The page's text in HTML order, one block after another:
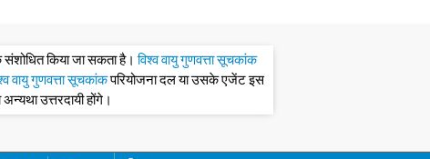
किया जा सकता है।विश्व वायु गुणवत्ता सूचकांक
वायु गुणवत्ता सूचकांकपरियोजना दल या उसके एजेंट इस
उत्तरदायी होंगे।